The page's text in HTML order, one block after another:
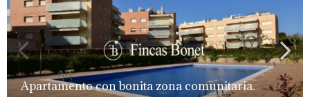
Apartamento con bonita zona comunitaria.